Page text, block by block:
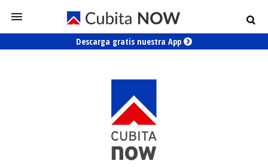
Descarga gratis nuestra App